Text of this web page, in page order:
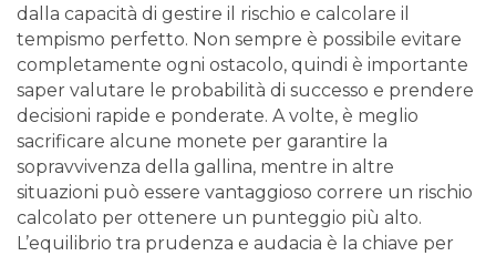
dalla capacità di gestire il rischio e calcolare il
tempismo perfetto. Non sempre è possibile evitare
completamente ogni ostacolo, quindi è importante
saper valutare le probabilità di successo e prendere
decisioni rapide e ponderate. A volte, è meglio
sacrificare alcune monete per garantire la
sopravvivenza della gallina, mentre in altre
situazioni può essere vantaggioso correre un rischio
calcolato per ottenere un punteggio più alto.
L’equilibrio tra prudenza e audacia è la chiave per